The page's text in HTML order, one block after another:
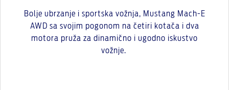
Bolje ubrzanje i sportska vožnja, Mustang Mach-E
AWD sa svojim pogonom na četiri kotača i dva
motora pruža za dinamično i ugodno iskustvo
vožnje.